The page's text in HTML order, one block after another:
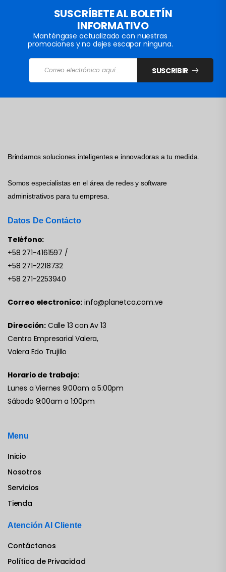
SUSCRÍBETE AL BOLETÍN
INFORMATIVO
Manténgase actualizado con nuestras
promociones y no dejes escapar ninguna.
SUSCRIBIR
Brindamos soluciones inteligentes e innovadoras a tu medida.
Somos especialistas en el área de redes y software
administrativos para tu empresa.
Datos De Contácto
Teléfono:
+58 271-4161597 /
+58 271-2218732
+58 271-2253940
Correo electronico: info@planetca.com.ve
Dirección: Calle 13 con Av 13
Centro Empresarial Valera,
Valera Edo Trujillo
Horario de trabajo:
Lunes a Viernes 9:00am a 5:00pm
Sábado 9:00am a 1:00pm
Menu
Inicio
Nosotros
Servicios
Tienda
Atención Al Cliente
Contáctanos
Política de Privacidad